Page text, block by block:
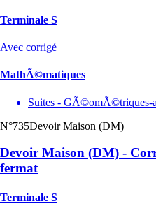
Terminale S
Avec corrigé
MathÃ©matiques
Suites - GÃ©omÃ©triques-
N°735Devoir Maison (DM)
Devoir Maison (DM) -
fermat
Terminale S